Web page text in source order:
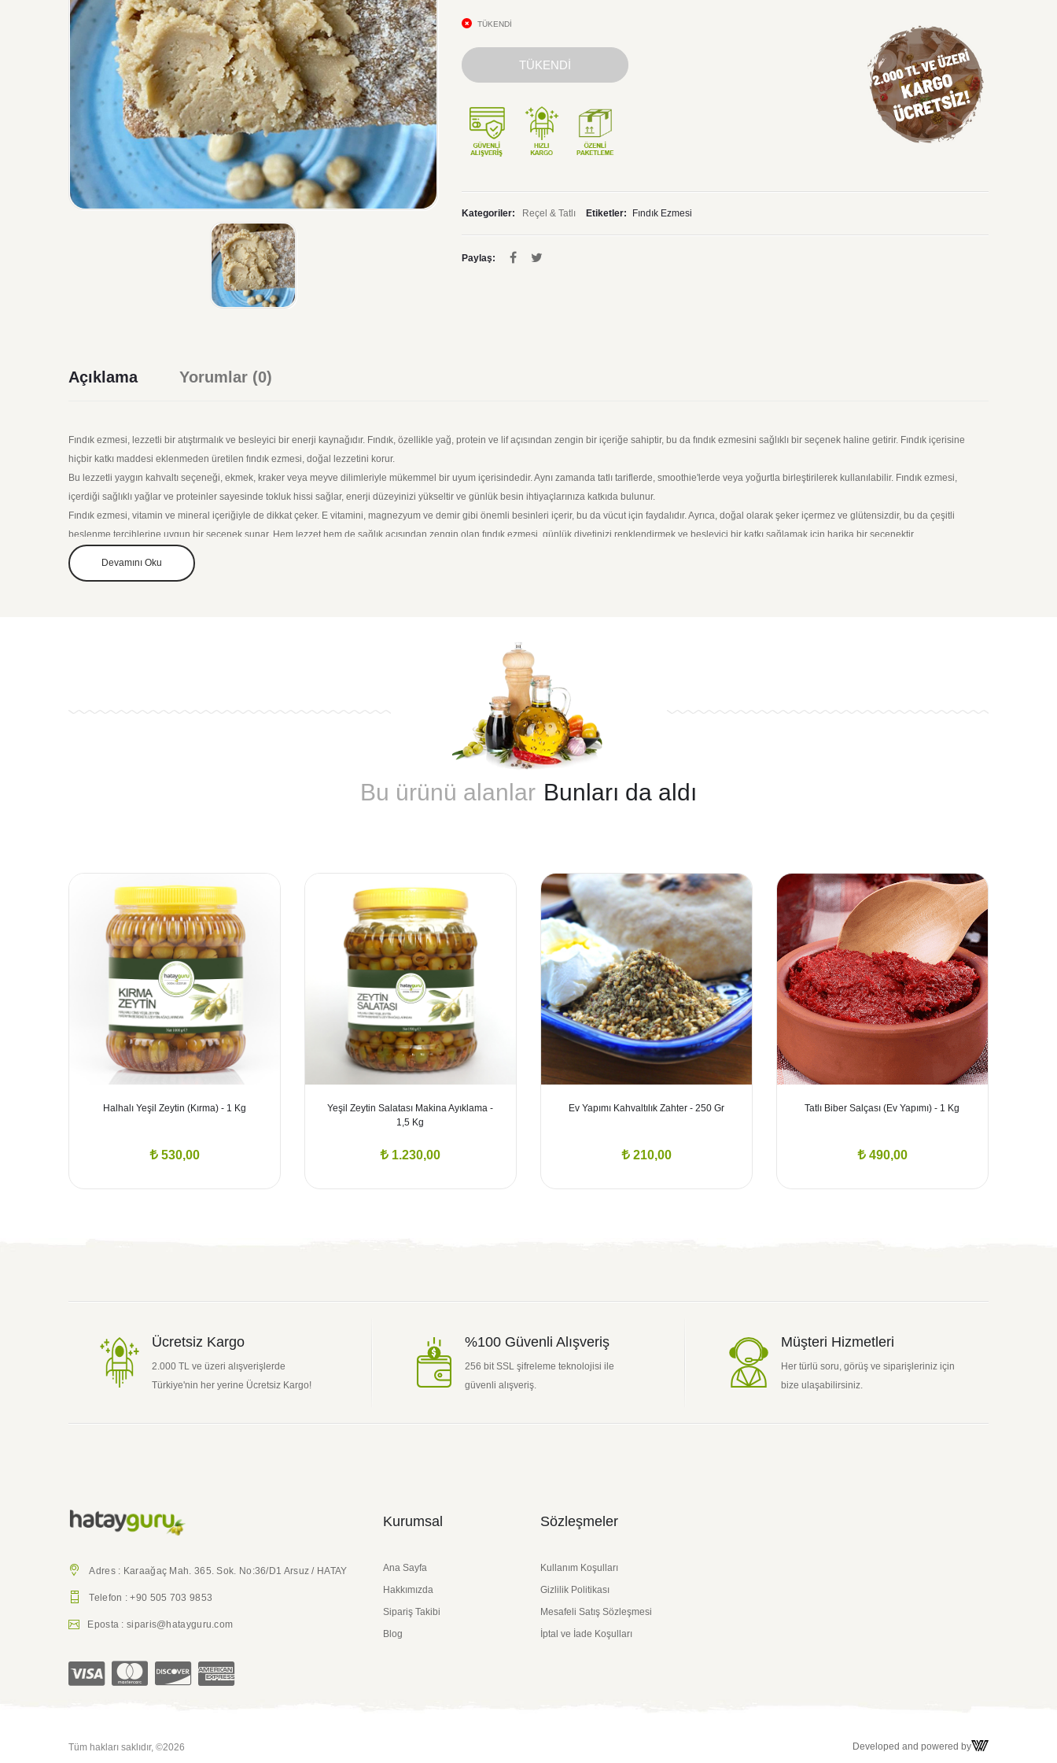
TÜKENDİ
TÜKENDİ
Kategoriler: Reçel & Tatlı Etiketler: Fındık Ezmesi
Paylaş:
Açıklama Yorumlar (0)
Fındık ezmesi, lezzetli bir atıştırmalık ve besleyici bir enerji kaynağıdır. Fındık, özellikle yağ, protein ve lif açısından zengin bir içeriğe sahiptir, bu da fındık ezmesini sağlıklı bir seçenek haline getirir. Fındık içerisine
hiçbir katkı maddesi eklenmeden üretilen fındık ezmesi, doğal lezzetini korur.
Bu lezzetli yaygın kahvaltı seçeneği, ekmek, kraker veya meyve dilimleriyle mükemmel bir uyum içerisindedir. Aynı zamanda tatlı tariflerde, smoothie'lerde veya yoğurtla birleştirilerek kullanılabilir. Fındık ezmesi,
içerdiği sağlıklı yağlar ve proteinler sayesinde tokluk hissi sağlar, enerji düzeyinizi yükseltir ve günlük besin ihtiyaçlarınıza katkıda bulunur.
Fındık ezmesi, vitamin ve mineral içeriğiyle de dikkat çeker. E vitamini, magnezyum ve demir gibi önemli besinleri içerir, bu da vücut için faydalıdır. Ayrıca, doğal olarak şeker içermez ve glütensizdir, bu da çeşitli
beslenme tercihlerine uygun bir seçenek sunar. Hem lezzet hem de sağlık açısından zengin olan fındık ezmesi, günlük diyetinizi renklendirmek ve besleyici bir katkı sağlamak için harika bir seçenektir.
Devamını Oku
Bu ürünü alanlar Bunları da aldı
Halhalı Yeşil Zeytin (Kırma) - 1 Kg
530,00
Yeşil Zeytin Salatası Makina Ayıklama -
1,5 Kg
1.230,00
Ev Yapımı Kahvaltılık Zahter - 250 Gr
210,00
Tatlı Biber Salçası (Ev Yapımı) - 1 Kg
490,00
Ücretsiz Kargo
2.000 TL ve üzeri alışverişlerde
Türkiye'nin her yerine Ücretsiz Kargo!
%100 Güvenli Alışveriş
256 bit SSL şifreleme teknolojisi ile
güvenli alışveriş.
Müşteri Hizmetleri
Her türlü soru, görüş ve siparişleriniz için
bize ulaşabilirsiniz.
Adres : Karaağaç Mah. 365. Sok. No:36/D1 Arsuz / HATAY
Telefon : +90 505 703 9853
Eposta : siparis@hatayguru.com
Kurumsal
Ana Sayfa
Hakkımızda
Sipariş Takibi
Blog
Sözleşmeler
Kullanım Koşulları
Gizlilik Politikası
Mesafeli Satış Sözleşmesi
İptal ve İade Koşulları
Tüm hakları saklıdır, ©2026 Developed and powered by